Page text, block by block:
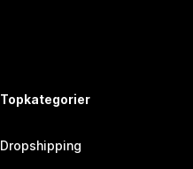
Topkategorier
Dropshipping